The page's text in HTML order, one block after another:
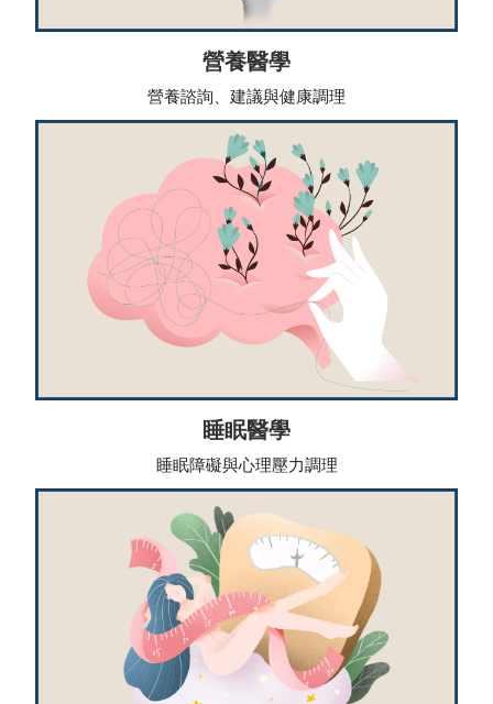
營養醫學
營養諮詢、建議與健康調理
睡眠醫學
睡眠障礙與心理壓力調理